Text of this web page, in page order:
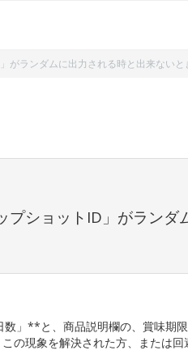
がランダムに出力される時と出来ない
プショットID」がランダ
」**と、商品説明欄の、賞味期
の現象を解決された方、または